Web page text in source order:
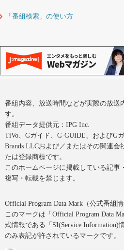
「番組検索」の使い方
番組内容、放送時間などが実際の放送
す。
番組データ提供元：IPG Inc.
TiVo、Gガイド、G-GUIDE、およびG
Brands LLCおよび／またはその関連会
たは登録商標です。
このホームページに掲載している記事
複写・転載を禁じます。
Official Program Data Mark（公式番組情
このマークは「Official Program Data
式情報である「SI(Service Information)
のみ表記が許されているマークです。